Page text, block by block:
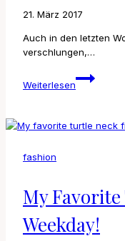
21. März 2017
Auch in den letzten
verschlungen,…
Weiterlesen
Booklover
fashion
My
Weekday!